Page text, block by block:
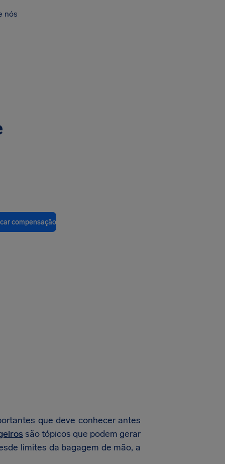
nós
compensação
que deve conhecer antes
são tópicos que podem gerar
limites da bagagem de mão, a